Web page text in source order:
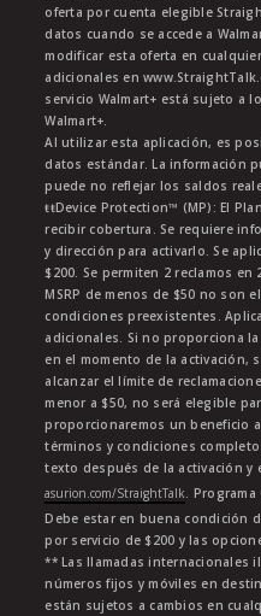
oferta por cuenta elegible
datos cuando se accede a
modificar esta oferta en
adicionales en
servicio Walmart+ está sujeto a
Walmart+.
Al utilizar esta aplicación, es
datos estándar. La información
puede no reflejar los saldos
ŧŧDevice Protection™ (MP): El
recibir cobertura. Se requiere
y dirección para activarlo. Se
$200. Se permiten 2 reclamos
MSRP de menos de $50 no son
condiciones preexistentes.
adicionales. Si no proporciona
en el momento de la activación,
alcanzar el límite de
menor a $50, no será elegible
proporcionaremos un beneficio
términos y condiciones
texto después de la activación y
asurion.com/StraightTalk .
Debe estar en buena condición
por servicio de $200 y las
** Las llamadas internacionales
números fijos y móviles en
están sujetos a cambios en